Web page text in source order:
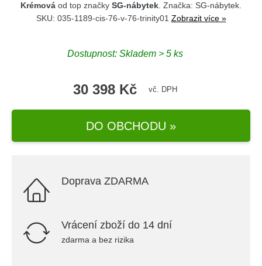
Krémová od top značky SG-nábytek . Značka: SG-nábytek
SKU: 035-1189-cis-76-v-76-trinity01 Zobrazit více »
Dostupnost: Skladem > 5 ks
30 398 Kč vč. DPH
DO OBCHODU »
Doprava ZDARMA
Vrácení zboží do 14 dní
zdarma a bez rizika